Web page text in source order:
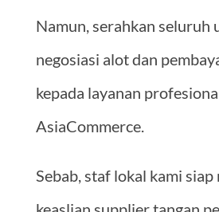
Namun, serahkan seluruh
negosiasi alot dan
kepada layanan
AsiaCommerce.
Sebab, staf lokal kami